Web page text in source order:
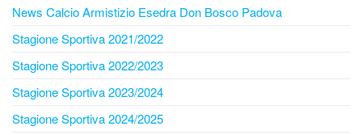
News Calcio Armistizio Esedra Don Bosco Padova
Stagione Sportiva 2021/2022
Stagione Sportiva 2022/2023
Stagione Sportiva 2023/2024
Stagione Sportiva 2024/2025